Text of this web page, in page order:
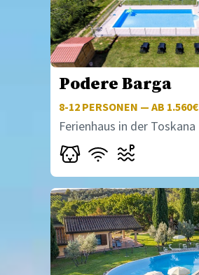
Podere Barga
8-12 PERSONEN — AB 1.560€
Ferienhaus in der Toskana